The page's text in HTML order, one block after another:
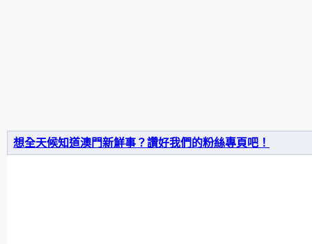
想全天候知道澳門新鮮事？讚好我們的粉絲專頁吧！